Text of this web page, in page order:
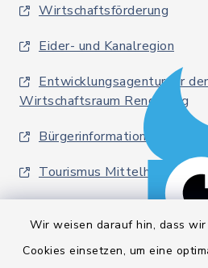
Wir weisen darauf hin, dass
Cookies einsetzen, um eine
Wirtschaftsförderung
Eider- und Kanalregion
Entwicklungsagentur für
Wirtschaftsraum Rendsburg
Bürgerinformationsbroschüre
Tourismus Mittelholstein